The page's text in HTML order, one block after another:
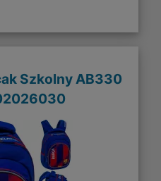
Szkolny AB330